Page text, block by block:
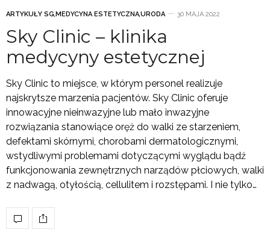
ARTYKUŁY SG,MEDYCYNA ESTETYCZNA,URODA 30 MAJA 2022
Sky Clinic – klinika
medycyny estetycznej
Sky Clinic to miejsce, w którym personel realizuje
najskrytsze marzenia pacjentów. Sky Clinic oferuje
innowacyjne nieinwazyjne lub mało inwazyjne
rozwiązania stanowiące oręż do walki ze starzeniem,
defektami skórnymi, chorobami dermatologicznymi,
wstydliwymi problemami dotyczącymi wyglądu bądź
funkcjonowania zewnętrznych narządów płciowych, walki
z nadwagą, otyłością, cellulitem i rozstępami. I nie tylko…